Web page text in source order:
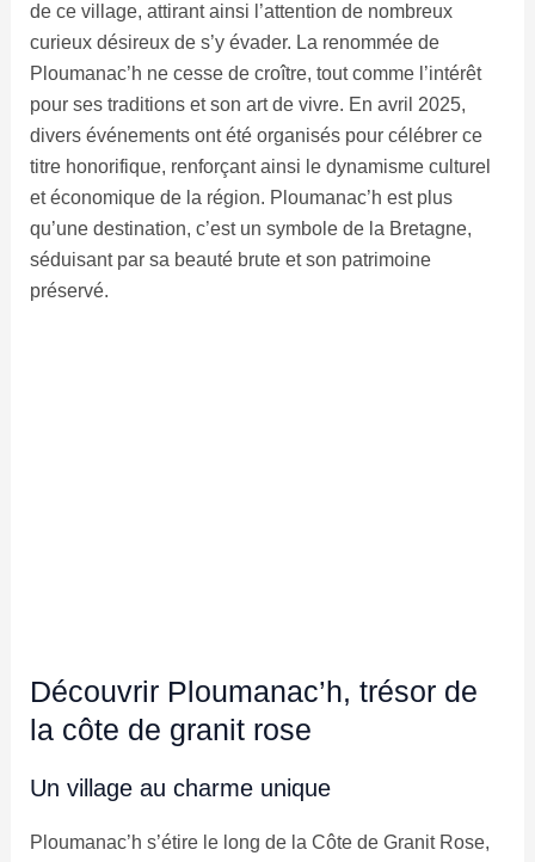
de ce village, attirant ainsi l’attention de nombreux
curieux désireux de s’y évader. La renommée de
Ploumanac’h ne cesse de croître, tout comme l’intérêt
pour ses traditions et son art de vivre. En avril 2025,
divers événements ont été organisés pour célébrer ce
titre honorifique, renforçant ainsi le dynamisme culturel
et économique de la région. Ploumanac’h est plus
qu’une destination, c’est un symbole de la Bretagne,
séduisant par sa beauté brute et son patrimoine
préservé.
Découvrir Ploumanac’h, trésor de
la côte de granit rose
Un village au charme unique
Ploumanac’h s’étire le long de la Côte de Granit Rose,